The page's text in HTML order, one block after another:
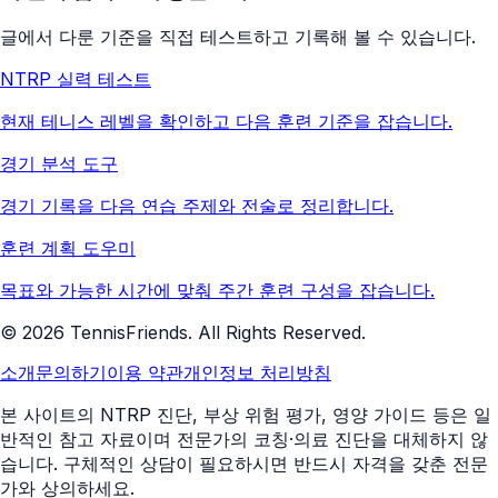
글에서 다룬 기준을 직접 테스트하고 기록해 볼 수 있습니다.
NTRP 실력 테스트
현재 테니스 레벨을 확인하고 다음 훈련 기준을 잡습니다.
경기 분석 도구
경기 기록을 다음 연습 주제와 전술로 정리합니다.
훈련 계획 도우미
목표와 가능한 시간에 맞춰 주간 훈련 구성을 잡습니다.
© 2026 TennisFriends. All Rights Reserved.
소개문의하기이용 약관개인정보 처리방침
본 사이트의 NTRP 진단, 부상 위험 평가, 영양 가이드 등은 일
반적인 참고 자료이며 전문가의 코칭·의료 진단을 대체하지 않
습니다. 구체적인 상담이 필요하시면 반드시 자격을 갖춘 전문
가와 상의하세요.